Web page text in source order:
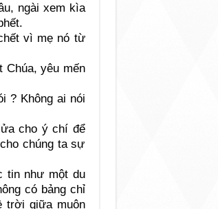
ngài xem kìa
vì mẹ nó từ
Chúa, yêu mến
? Không ai nói
cho ý chí để
chúng ta sự
tin như một du
có bảng chỉ
trời giữa muôn